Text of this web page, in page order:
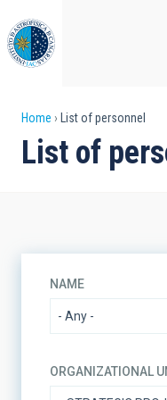
to
main
content
Breadcrumb
Home List of personnel
List of
NAME
ORGANIZATIONAL